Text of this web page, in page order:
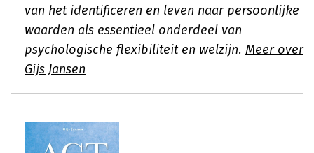
van het identificeren en leven naar persoonlijke
waarden als essentieel onderdeel van
psychologische flexibiliteit en welzijn. Meer over
Gijs Jansen